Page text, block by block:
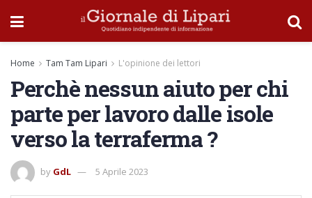
Home Tam Tam Lipari L'opinione dei lettori
Perchè nessun aiuto per chi
parte per lavoro dalle isole
verso la terraferma ?
by GdL 5 Aprile 2023